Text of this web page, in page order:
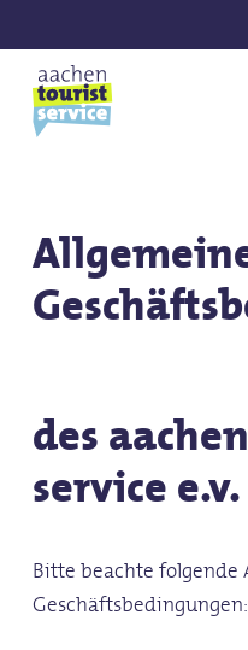
to
main
content
des
service e.v.
Bitte beachte folgende
Geschäftsbedingungen: